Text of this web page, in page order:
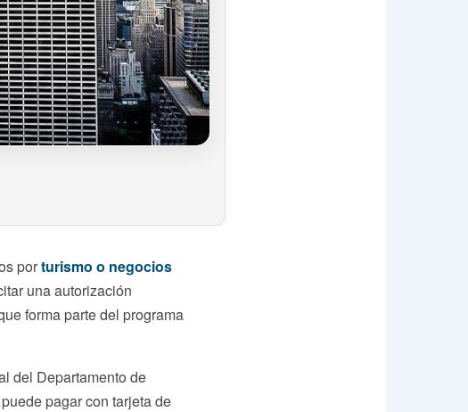
porturismo o negocios
una autorización
forma parte del programa
del Departamento de
pagar con tarjeta de